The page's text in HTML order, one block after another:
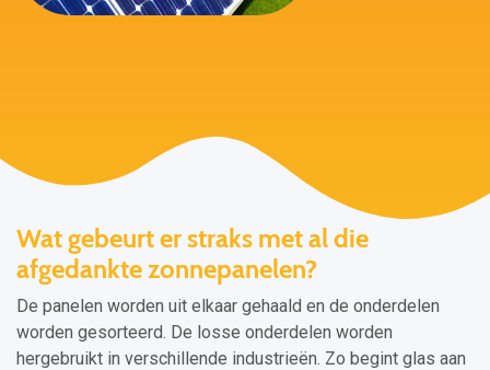
Wat gebeurt er straks met al die
afgedankte zonnepanelen?
De panelen worden uit elkaar gehaald en de onderdelen
worden gesorteerd. De losse onderdelen worden
hergebruikt in verschillende industrieën. Zo begint glas aan